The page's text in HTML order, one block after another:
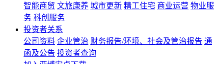
智能商贸 文旅康养 城市更新 精工住宅 商业运营 物业服
务 科创服务
投资者关系
公司资料 企业管治 财务报告/环境、社会及管治报告 通
函及公告 投资者查询